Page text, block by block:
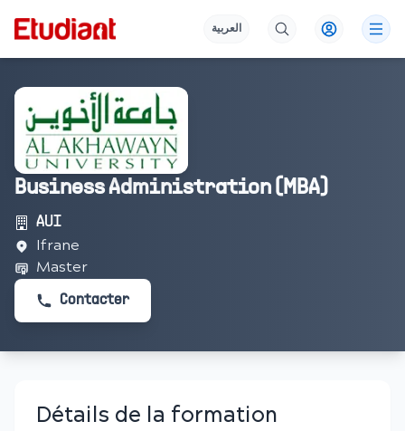
العربية
Business Administration (MBA)
AUI
Ifrane
Master
Contacter
Détails de la formation